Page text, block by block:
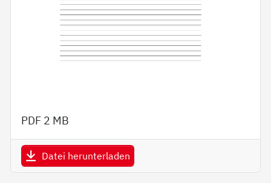
PDF 2 MB
Datei herunterladen